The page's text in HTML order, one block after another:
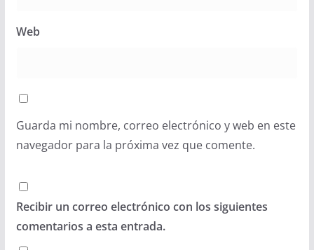
Web
Guarda mi nombre, correo electrónico y web en este
navegador para la próxima vez que comente.
Recibir un correo electrónico con los siguientes
comentarios a esta entrada.